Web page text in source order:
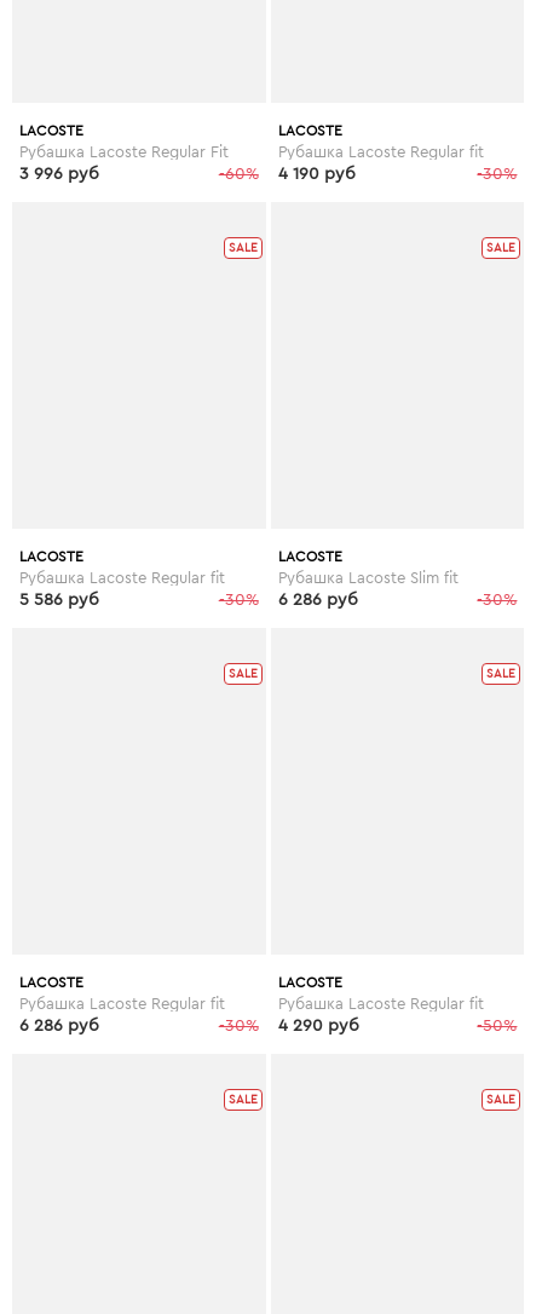
LACOSTE
Рубашка Lacoste Regular Fit
-60%
3 996 руб
LACOSTE
Рубашка Lacoste Regular fit
-30%
4 190 руб
SALE
LACOSTE
Рубашка Lacoste Regular fit
-30%
5 586 руб
SALE
LACOSTE
Рубашка Lacoste Slim fit
-30%
6 286 руб
SALE
LACOSTE
Рубашка Lacoste Regular fit
-30%
6 286 руб
SALE
LACOSTE
Рубашка Lacoste Regular fit
-50%
4 290 руб
SALE SALE